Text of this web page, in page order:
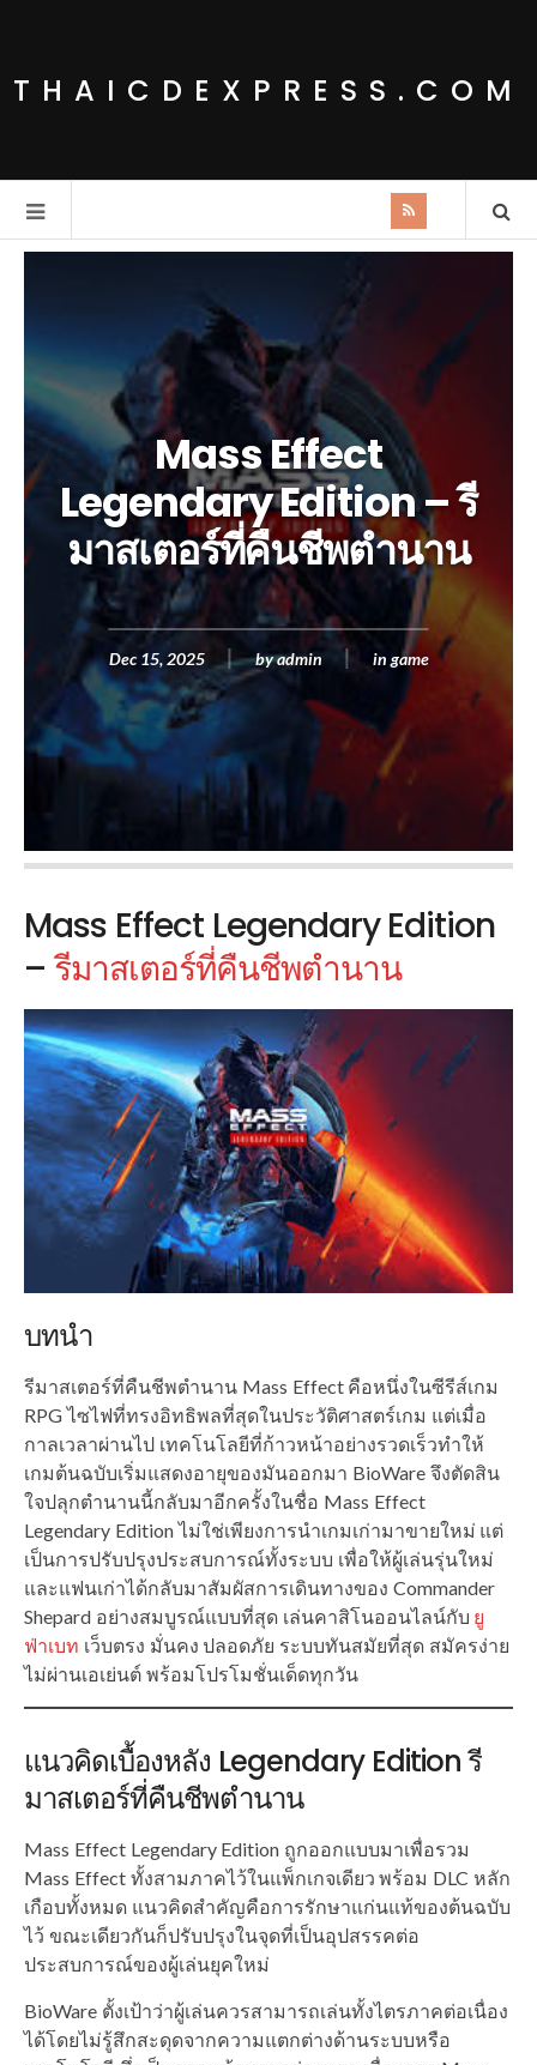
THAICDEXPRESS.COM
Mass Effect
Legendary Edition – รี
มาสเตอร์ที่คืนชีพตำนาน
Dec 15, 2025 byadmin in game
Mass Effect Legendary Edition
–รีมาสเตอร์ที่คืนชีพตำนาน
บทนำ
รีมาสเตอร์ที่คืนชีพตำนาน Mass Effect คือหนึ่งในซีรีส์เกม
RPG ไซไฟที่ทรงอิทธิพลที่สุดในประวัติศาสตร์เกม แต่เมื่อ
กาลเวลาผ่านไป เทคโนโลยีที่ก้าวหน้าอย่างรวดเร็วทำให้
เกมต้นฉบับเริ่มแสดงอายุของมันออกมา BioWare จึงตัดสิน
ใจปลุกตำนานนี้กลับมาอีกครั้งในชื่อ Mass Effect
Legendary Edition ไม่ใช่เพียงการนำเกมเก่ามาขายใหม่ แต่
เป็นการปรับปรุงประสบการณ์ทั้งระบบ เพื่อให้ผู้เล่นรุ่นใหม่
และแฟนเก่าได้กลับมาสัมผัสการเดินทางของ Commander
Shepard อย่างสมบูรณ์แบบที่สุด เล่นคาสิโนออนไลน์กับ ยู
ฟ่าเบท เว็บตรง มั่นคง ปลอดภัย ระบบทันสมัยที่สุด สมัครง่าย
ไม่ผ่านเอเย่นต์ พร้อมโปรโมชั่นเด็ดทุกวัน
แนวคิดเบื้องหลัง Legendary Edition รี
มาสเตอร์ที่คืนชีพตำนาน
Mass Effect Legendary Edition ถูกออกแบบมาเพื่อรวม
Mass Effect ทั้งสามภาคไว้ในแพ็กเกจเดียว พร้อม DLC หลัก
เกือบทั้งหมด แนวคิดสำคัญคือการรักษาแก่นแท้ของต้นฉบับ
ไว้ ขณะเดียวกันก็ปรับปรุงในจุดที่เป็นอุปสรรคต่อ
ประสบการณ์ของผู้เล่นยุคใหม่
BioWare ตั้งเป้าว่าผู้เล่นควรสามารถเล่นทั้งไตรภาคต่อเนื่อง
ได้โดยไม่รู้สึกสะดุดจากความแตกต่างด้านระบบหรือ